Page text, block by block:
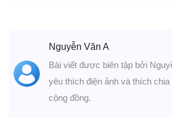
Nguyễn Văn A
Bài viết được biên tập bởi
yêu thích điện ảnh và thích chia
cộng đồng.